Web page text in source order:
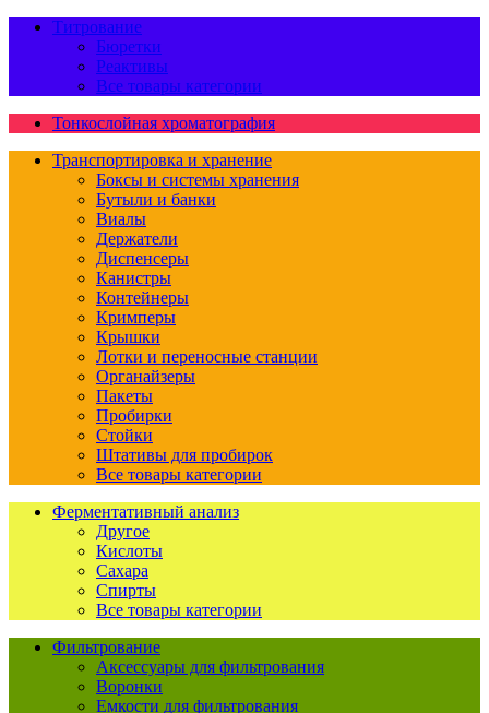
Титрование
Бюретки
Реактивы
Все товары категории
Тонкослойная хроматография
Транспортировка и хранение
Боксы и системы хранения
Бутыли и банки
Виалы
Держатели
Диспенсеры
Канистры
Контейнеры
Кримперы
Крышки
Лотки и переносные станции
Органайзеры
Пакеты
Пробирки
Стойки
Штативы для пробирок
Все товары категории
Ферментативный анализ
Другое
Кислоты
Сахара
Спирты
Все товары категории
Фильтрование
Аксессуары для фильтрования
Воронки
Емкости для фильтрования